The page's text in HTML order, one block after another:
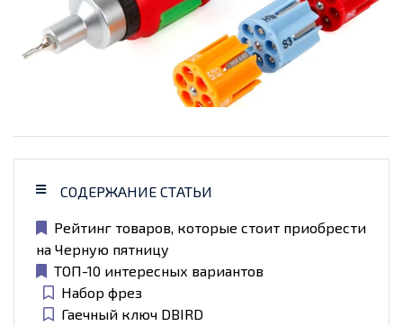
СОДЕРЖАНИЕ СТАТЬИ
Рейтинг товаров, которые стоит приобрести
на Черную пятницу
ТОП-10 интересных вариантов
Набор фрез
Гаечный ключ DBIRD